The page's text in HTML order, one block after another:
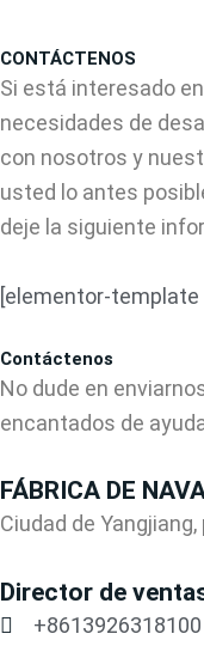
CONTÁCTENOS
Si está interesado
necesidades de
con nosotros y
usted lo antes
deje la siguiente
[elementor-template
Contáctenos
No dude en
encantados de
FÁBRICA DE
Ciudad de
Director de
+8613926318100